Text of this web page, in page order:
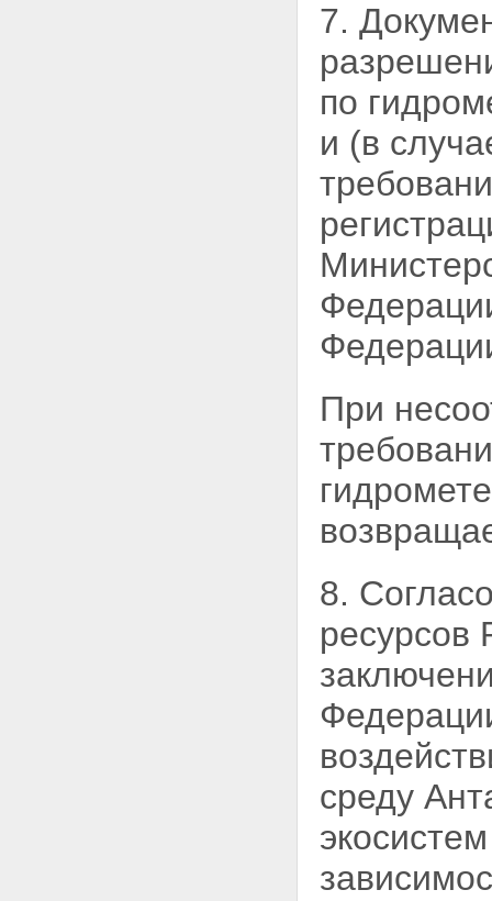
7.
по
и (в
При
8.
ресурсов
среду